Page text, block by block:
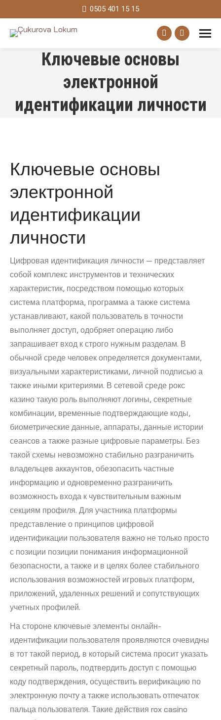
0505 401 15 15
Facebook
page
new
Instagram
new
Ключевые основы
электронной
идентификации личности
Ключевые основы
электронной
идентификации
личности
Цифровая идентификация личности — представляет
собой комплекс инструментов и технических
характеристик, посредством помощью которых
система платформа, программа а также система
устанавливают, какой пользователь в точности
выполняет доступ, одобряет операцию либо
запрашивает вход к строго нужным разделам. В
обычной среде человек определяется документами,
визуальными характеристиками, личной подписью а
также иными критериями. В сетевой среде рокс
казино такую роль выполняют логины, секретные
комбинации, временные подтверждающие коды,
биометрические данные, аппараты, данные истории
сеансов а также разные цифровые параметры. Без
такой схемы невозможно стабильно разграничить
владельцев аккаунтов, обезопасить частные
информацию и одновременно разграничить
возможность входа к чувствительным важным
секциям профиля. Для участника платформы
представление о принципов цифровой
идентификации пользователя важно не только просто
с позиции позиции понимания информационной
безопасности, а также и в целях более стабильного
использования возможностей игровых платформ,
приложений, удаленных решений и сопутствующих
учетных профилей.
На стороне ключевые элементы онлайн-
идентификации пользователя проявляются очевидны
в тот такой период, в который система просит указать
секретный пароль, подтвердить доступ с помощью
коду подтверждения, осуществить верификацию по
электронную почту а также использовать отпечаток
пальца пользователя. Такие действия rox casino